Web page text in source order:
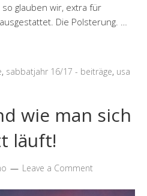
glauben wir, extra für
Die Polsterung. …
, sabbatjahr 16/17 - beiträge, usa
wie man sich
läuft!
Leave a Comment